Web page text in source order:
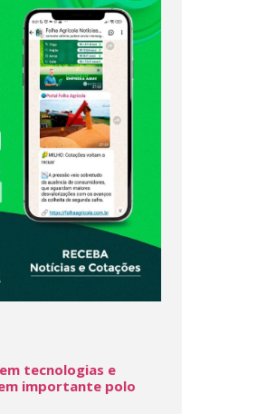
tecnologias e
importante polo